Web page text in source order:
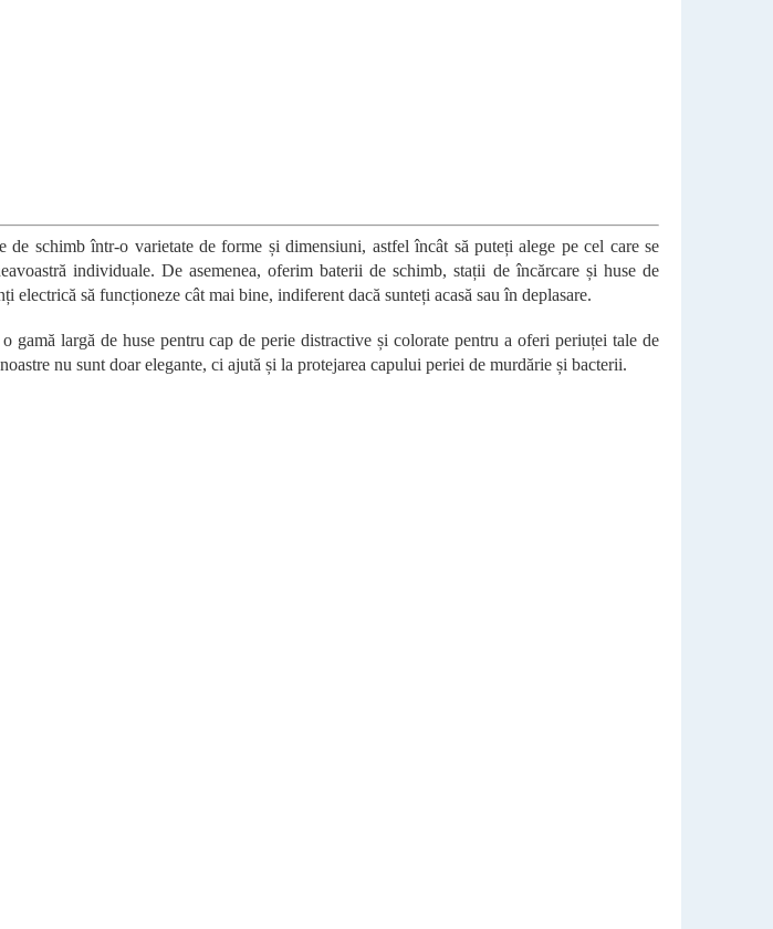
o
n
t
r
o
u
l
de schimb într-o varietate de forme și dimensiuni, astfel încât să puteți alege pe cel care se
individuale. De asemenea, oferim baterii de schimb, stații de încărcare și huse de
electrică să funcționeze cât mai bine, indiferent dacă sunteți acasă sau în deplasare.
gamă largă de huse pentru cap de perie distractive și colorate pentru a oferi periuței tale de
nu sunt doar elegante, ci ajută și la protejarea capului periei de murdărie și bacterii.